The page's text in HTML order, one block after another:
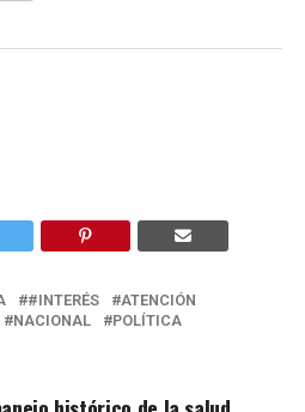
#INTERÉS
ATENCIÓN
NACIONAL POLÍTICA